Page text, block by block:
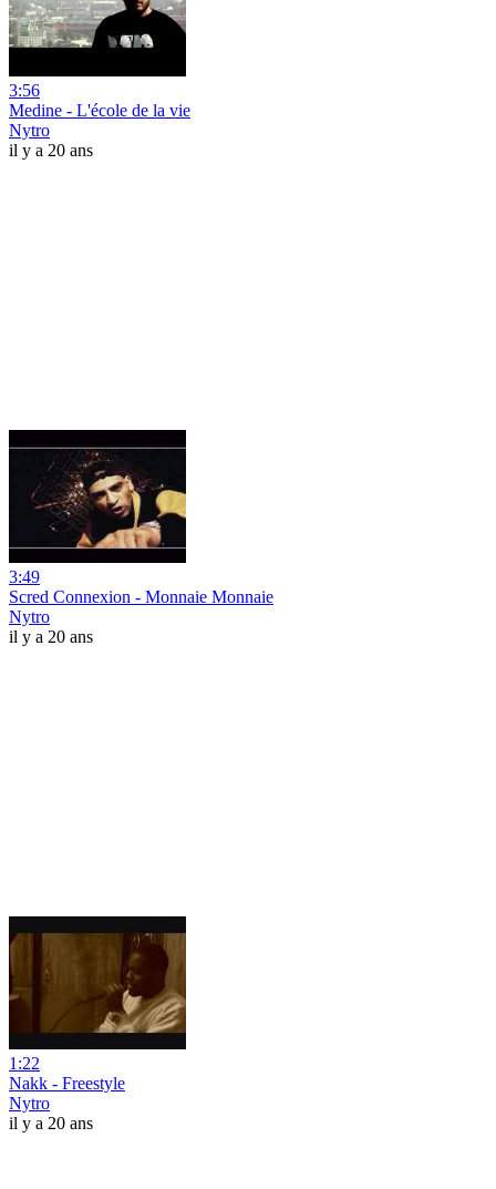
3:56
Medine - L'école de la vie
Nytro
il y a 20 ans
3:49
Scred Connexion - Monnaie Monnaie
Nytro
il y a 20 ans
1:22
Nakk - Freestyle
Nytro
il y a 20 ans